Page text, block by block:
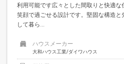
利用可能です広々とした間取りと快適
笑顔で過ごせる設計です。堅固な構造
して暮ら...
ハウスメーカー
大和ハウス工業/ダイワハウス